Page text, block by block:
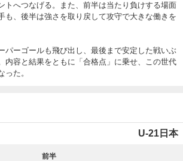
トへつなげる。また、前半は当たり負けする場面
も、後半は強さを取り戻して攻守で大きな働きを
パーゴールも飛び出し、最後まで安定した戦いぶ
内容と結果をともに「合格点」に乗せ、この世代
った。
U-21日本
前半